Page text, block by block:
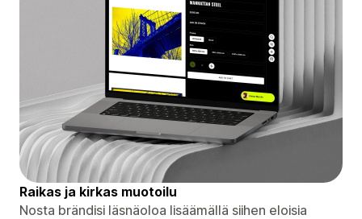
Raikas ja kirkas muotoilu
Nosta brändisi läsnäoloa lisäämällä siihen eloisia